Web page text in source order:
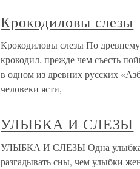
Крокодиловы слезы
Крокодиловы слезы По
крокодил, прежде чем съесть
в одном из древних русских
человеки ясти,
УЛЫБКА И СЛЕЗЫ
УЛЫБКА И СЛЕЗЫ Одна улыбка
разгадывать сны, чем улыбки